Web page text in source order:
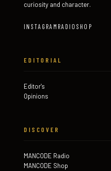
curiosity and character.
INSTAGRAM RADIO SHOP
EDITORIAL
Editor's
Opinions
DISCOVER
MANCODE Radio
MANCODE Shop